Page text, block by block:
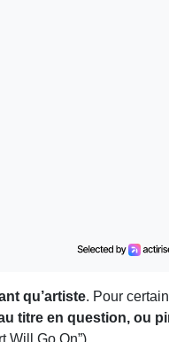
qu’artiste. Pour
titre en question, ou
Will Go On”).